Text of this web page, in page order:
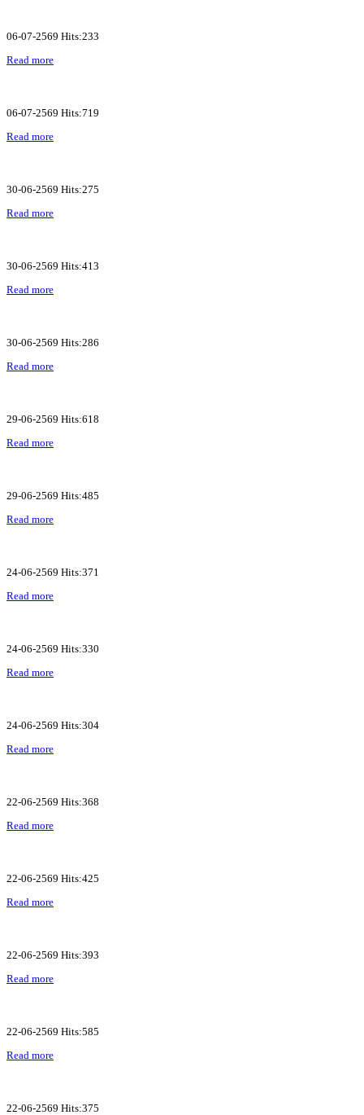
06-07-2569 Hits:233
Read more
06-07-2569 Hits:719
Read more
30-06-2569 Hits:275
Read more
30-06-2569 Hits:413
Read more
30-06-2569 Hits:286
Read more
29-06-2569 Hits:618
Read more
29-06-2569 Hits:485
Read more
24-06-2569 Hits:371
Read more
24-06-2569 Hits:330
Read more
24-06-2569 Hits:304
Read more
22-06-2569 Hits:368
Read more
22-06-2569 Hits:425
Read more
22-06-2569 Hits:393
Read more
22-06-2569 Hits:585
Read more
22-06-2569 Hits:375